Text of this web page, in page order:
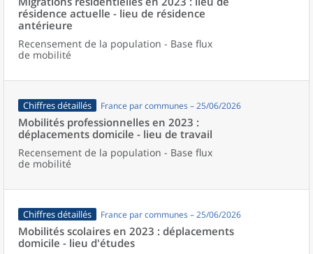
résidence actuelle - lieu de résidence
antérieure
Recensement de la population - Base flux
de mobilité
Chiffres détaillés France par communes – 25/06/2026
Mobilités professionnelles en 2023 :
déplacements domicile - lieu de travail
Recensement de la population - Base flux
de mobilité
Chiffres détaillés France par communes – 25/06/2026
Mobilités scolaires en 2023 : déplacements
domicile - lieu d'études